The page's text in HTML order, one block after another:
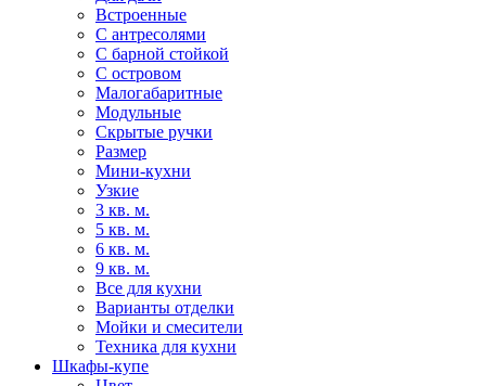
Встроенные
С антресолями
С барной стойкой
С островом
Малогабаритные
Модульные
Скрытые ручки
Размер
Мини-кухни
Узкие
3 кв. м.
5 кв. м.
6 кв. м.
9 кв. м.
Все для кухни
Варианты отделки
Мойки и смесители
Техника для кухни
Шкафы-купе